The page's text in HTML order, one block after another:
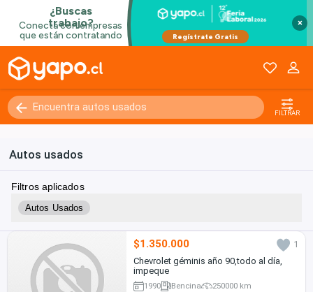
×
FILTRAR
Autos usados
Filtros aplicados
Autos Usados
$1.350.000
1
Chevrolet géminis año 90,todo al día,
impeque
1990 Bencina 250000 km